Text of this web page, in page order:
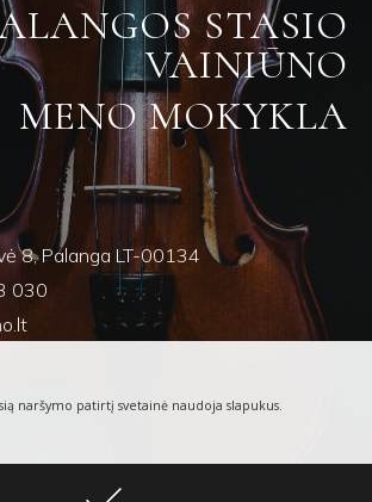
naršymo patirtį svetainė naudoja slapukus.
STASIO
VAINIŪNO
MENO MOKYKLA
8, Palanga LT-00134
030